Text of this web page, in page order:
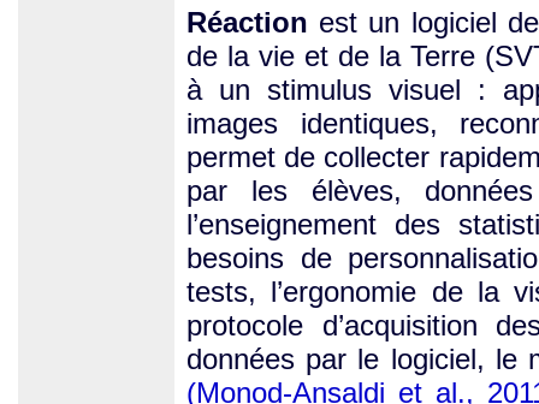
Réaction est un logiciel
de la vie et de la Terre
à un stimulus visuel :
images identiques,
permet de collecter
par les élèves,
l’enseignement des
besoins de
tests, l’ergonomie de la
protocole d’acquisition
données par le logiciel, le
(Monod-Ansaldi et al.,